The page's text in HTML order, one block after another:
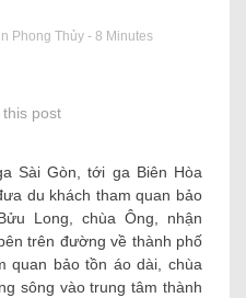
in Phong Thủy - 8 Minutes
this post
Sài Gòn, tới ga Biên Hòa
du khách tham quan bảo
Long, chùa Ông, nhận
trên đường về thành phố
quan bảo tồn áo dài, chùa
sông vào trung tâm thành